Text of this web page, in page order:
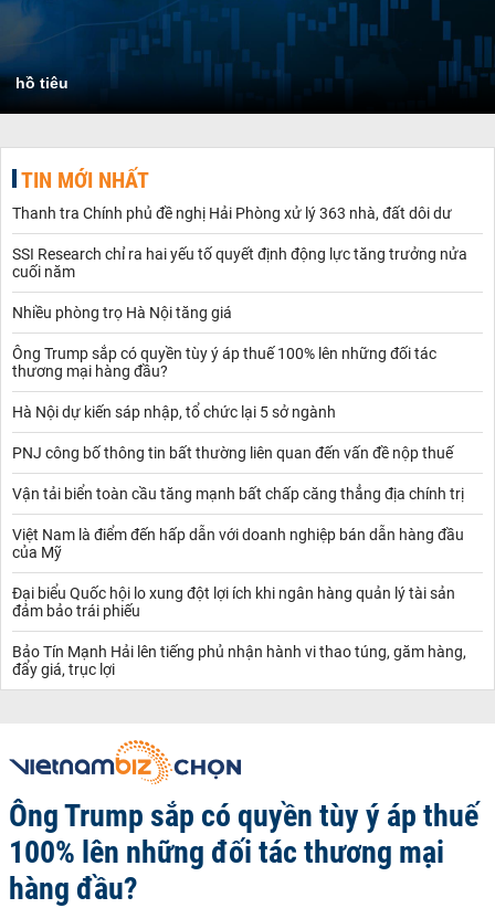
hồ tiêu
TIN MỚI NHẤT
Thanh tra Chính phủ đề nghị Hải Phòng xử lý 363 nhà, đất dôi dư
SSI Research chỉ ra hai yếu tố quyết định động lực tăng trưởng nửa
cuối năm
Nhiều phòng trọ Hà Nội tăng giá
Ông Trump sắp có quyền tùy ý áp thuế 100% lên những đối tác
thương mại hàng đầu?
Hà Nội dự kiến sáp nhập, tổ chức lại 5 sở ngành
PNJ công bố thông tin bất thường liên quan đến vấn đề nộp thuế
Vận tải biển toàn cầu tăng mạnh bất chấp căng thẳng địa chính trị
Việt Nam là điểm đến hấp dẫn với doanh nghiệp bán dẫn hàng đầu
của Mỹ
Đại biểu Quốc hội lo xung đột lợi ích khi ngân hàng quản lý tài sản
đảm bảo trái phiếu
Bảo Tín Mạnh Hải lên tiếng phủ nhận hành vi thao túng, găm hàng,
đẩy giá, trục lợi
Ông Trump sắp có quyền tùy ý áp thuế
100% lên những đối tác thương mại
hàng đầu?